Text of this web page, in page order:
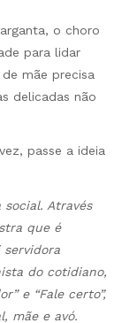
o choro
para lidar
mãe precisa
delicadas não
passe a ideia
Através
que é
do cotidiano,
e “Fale certo”,
mãe e avó.